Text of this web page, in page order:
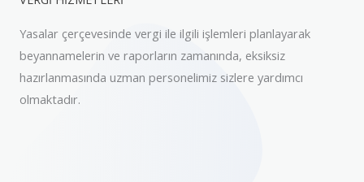
Yasalar çerçevesinde vergi ile ilgili işlemleri planlayarak
beyannamelerin ve raporların zamanında, eksiksiz
hazırlanmasında uzman personelimiz sizlere yardımcı
olmaktadır.